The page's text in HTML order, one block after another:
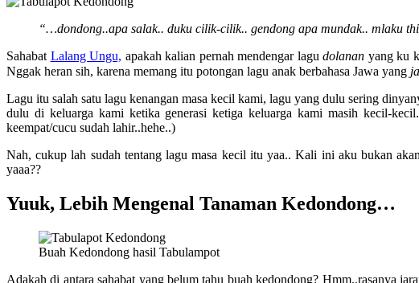
“…dondong..apa salak.. duku cilik-cilik.. gendong apa mundak.. mlaku
Sahabat Lalang Ungu, apakah kalian pernah mendengar lagudolanan yang ku
Nggak heran sih, karena memang itu potongan lagu anak berbahasa Jawa yang
Lagu itu salah satu lagu kenangan masa kecil kami, lagu yang dulu sering
dulu di keluarga kami ketika generasi ketiga keluarga kami masih kecil-
keempat/cucu sudah lahir..hehe..)
Nah, cukup lah sudah tentang lagu masa kecil itu yaa.. Kali ini aku bukan
yaaa??
Yuuk, Lebih Mengenal Tanaman Kedondong…
Buah Kedondong hasil Tabulampot
Adakah di antara sahabat yang belum tahu buah kedondong? Hmm..rasanya